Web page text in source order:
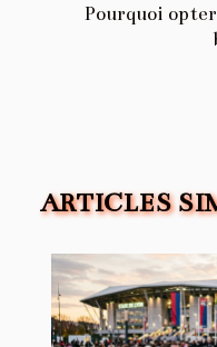
Pourquoi
ARTICLES